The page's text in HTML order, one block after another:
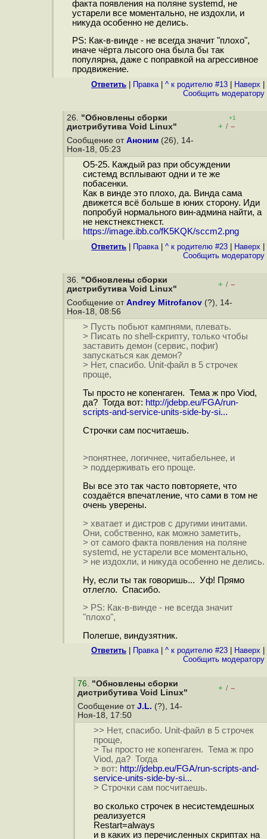
факта появления на поляне systemd, не
устарели все моментально, не издохли, и
никуда особенно не делись.
PS: Как-в-винде - не всегда значит "плохо",
иначе чёрта лысого она была бы так
популярна, даже с поправкой на агрессивное
продвижение.
Ответить Правка| ^ к родителю #13 Наверх
Cообщить модератору
26. "Обновлены сборки
дистрибутива Void Linux"
+1
+ / –
Сообщение от Аноним (26), 14-
Ноя-18, 05:23
О5-25. Каждый раз при обсуждении
системд всплывают одни и те же
побасенки.
Как в винде это плохо, да. Винда сама
движется всё больше в юних сторону. Иди
попробуй нормального вин-админа найти, а
не некстнекстнекст.
https://image.ibb.co/fK5KQK/sccm2.png
Ответить Правка| ^ к родителю #23 Наверх
Cообщить модератору
36. "Обновлены сборки
дистрибутива Void Linux"
+ / –
Сообщение от Andrey Mitrofanov (?), 14-
Ноя-18, 08:56
> Пусть побьют кампнями, плевать.
> Писать по shell-скрипту, только чтобы
заставить демон (сервис, пофиг)
запускаться как демон?
> Нет, спасибо. Unit-файл в 5 строчек
проще,
Ты просто не копенгаген. Тема ж про Viod,
да? Тогда вот: http://jdebp.eu/FGA/run-
scripts-and-service-units-side-by-si...
Строчки сам посчитаешь.
>понятнее, логичнее, читабельнее, и
> поддерживать его проще.
Вы все это так часто повторяете, что
создаётся впечатление, что сами в том не
очень уверены.
> хватает и дистров с другими инитами.
Они, собственно, как можно заметить,
> от самого факта появления на поляне
systemd, не устарели все моментально,
> не издохли, и никуда особенно не делись.
Ну, если ты так говоришь... Уф! Прямо
отлегло. Спасибо.
> PS: Как-в-винде - не всегда значит
"плохо",
Полегше, виндузятник.
Ответить Правка| ^ к родителю #23 Наверх
Cообщить модератору
76. "Обновлены сборки
дистрибутива Void Linux"
+ / –
Сообщение от J.L. (?), 14-
Ноя-18, 17:50
>> Нет, спасибо. Unit-файл в 5 строчек
проще,
> Ты просто не копенгаген. Тема ж про
Viod, да? Тогда
> вот: http://jdebp.eu/FGA/run-scripts-and-
service-units-side-by-si...
> Строчки сам посчитаешь.
во сколько строчек в несистемдешных
реализуется
Restart=always
и в каких из перечисленных скриптах на